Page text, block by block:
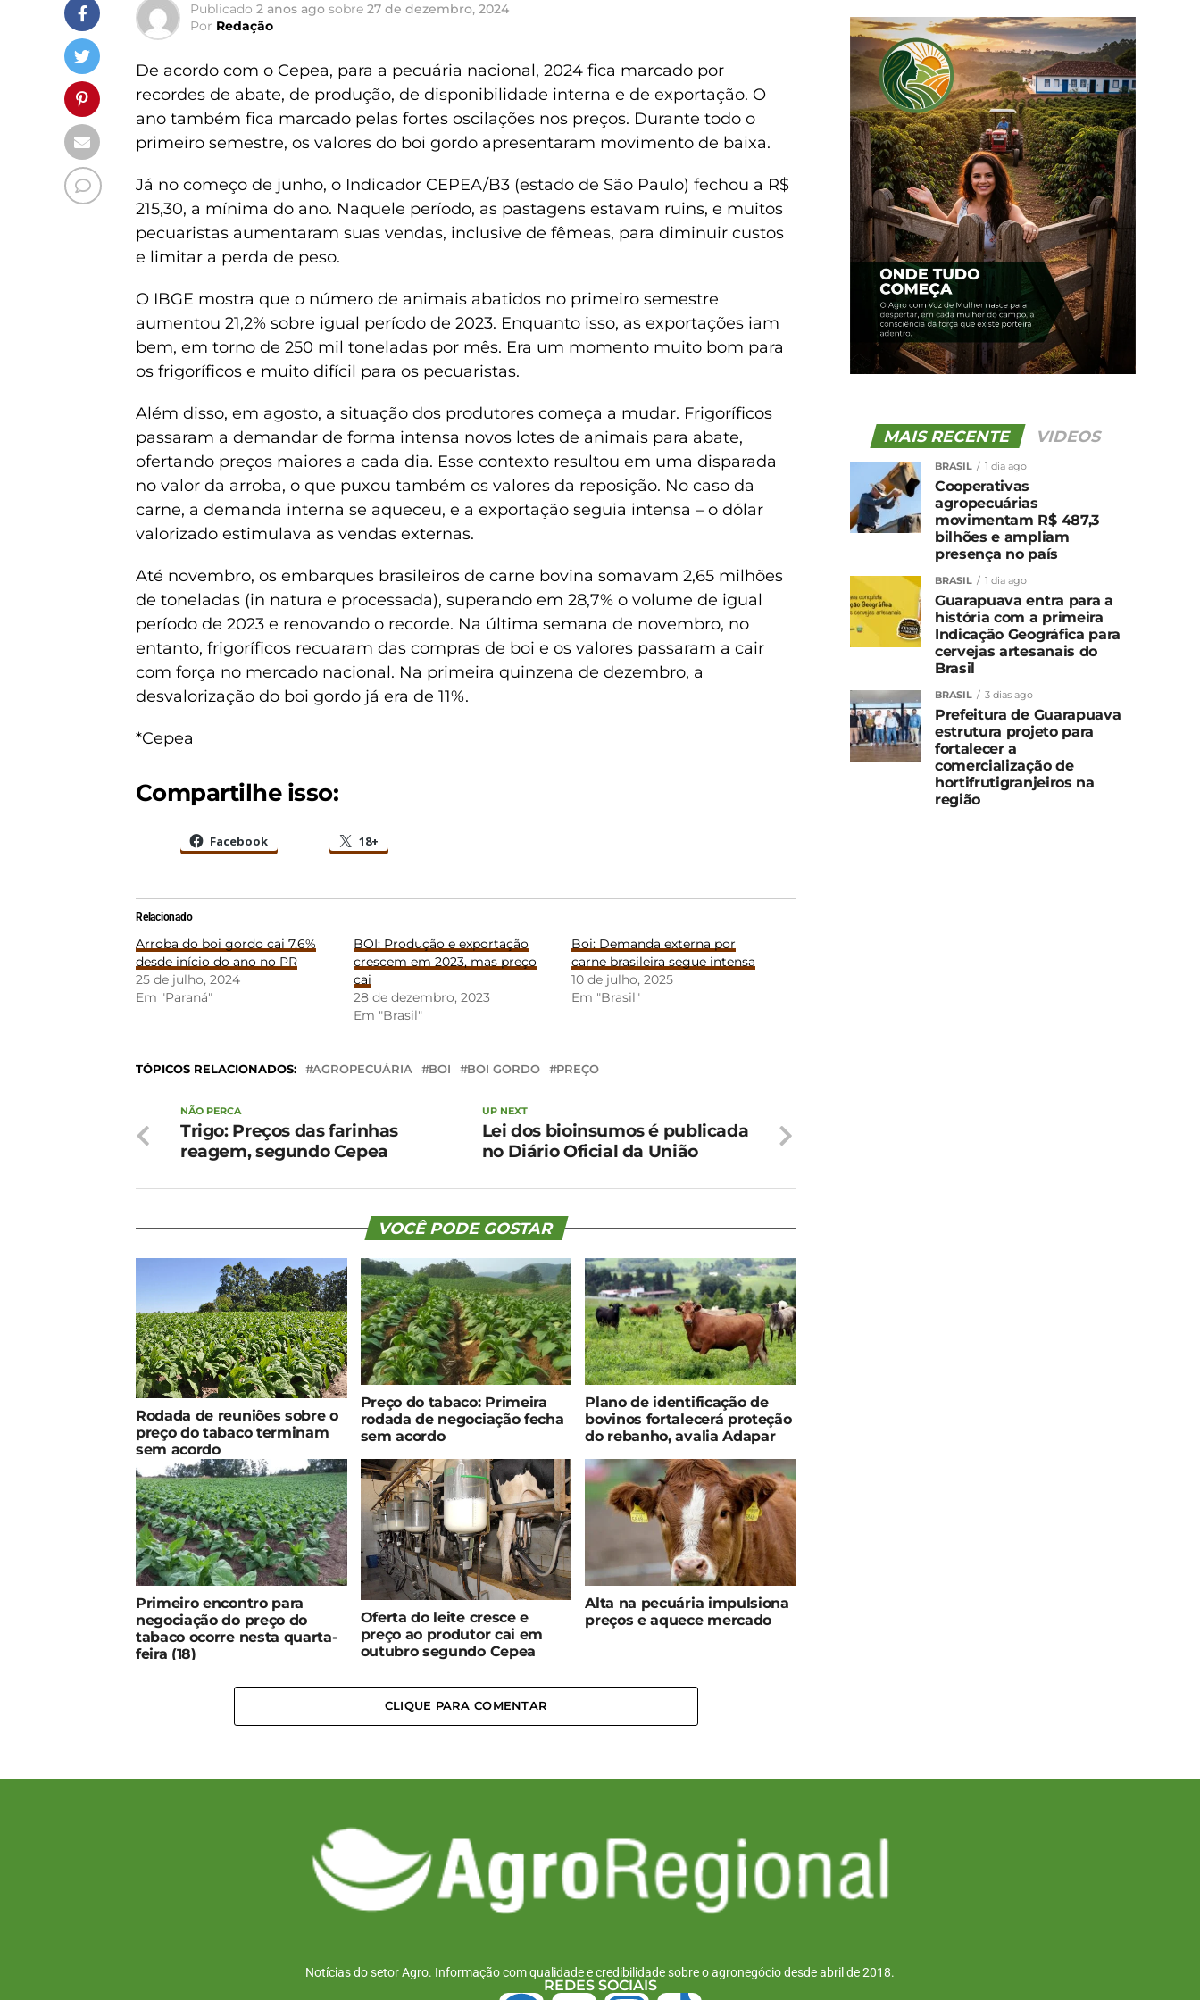
Publicado 2 anos ago sobre 27 de dezembro, 2024
Por Redação
De acordo com o Cepea, para a pecuária nacional, 2024 fica marcado por
recordes de abate, de produção, de disponibilidade interna e de exportação. O
ano também fica marcado pelas fortes oscilações nos preços. Durante todo o
primeiro semestre, os valores do boi gordo apresentaram movimento de baixa.
Já no começo de junho, o Indicador CEPEA/B3 (estado de São Paulo) fechou a R$
215,30, a mínima do ano. Naquele período, as pastagens estavam ruins, e muitos
pecuaristas aumentaram suas vendas, inclusive de fêmeas, para diminuir custos
e limitar a perda de peso.
O IBGE mostra que o número de animais abatidos no primeiro semestre
aumentou 21,2% sobre igual período de 2023. Enquanto isso, as exportações iam
bem, em torno de 250 mil toneladas por mês. Era um momento muito bom para
os frigoríficos e muito difícil para os pecuaristas.
Além disso, em agosto, a situação dos produtores começa a mudar. Frigoríficos
passaram a demandar de forma intensa novos lotes de animais para abate,
ofertando preços maiores a cada dia. Esse contexto resultou em uma disparada
no valor da arroba, o que puxou também os valores da reposição. No caso da
carne, a demanda interna se aqueceu, e a exportação seguia intensa – o dólar
valorizado estimulava as vendas externas.
Até novembro, os embarques brasileiros de carne bovina somavam 2,65 milhões
de toneladas (in natura e processada), superando em 28,7% o volume de igual
período de 2023 e renovando o recorde. Na última semana de novembro, no
entanto, frigoríficos recuaram das compras de boi e os valores passaram a cair
com força no mercado nacional. Na primeira quinzena de dezembro, a
desvalorização do boi gordo já era de 11%.
*Cepea
Compartilhe isso:
Facebook 18+
Relacionado
Arroba do boi gordo cai 7,6%
desde início do ano no PR
25 de julho, 2024
Em "Paraná"
BOI: Produção e exportação
crescem em 2023, mas preço
cai
28 de dezembro, 2023
Em "Brasil"
Boi: Demanda externa por
carne brasileira segue intensa
10 de julho, 2025
Em "Brasil"
TÓPICOS RELACIONADOS: AGROPECUÁRIA BOI BOI GORDO PREÇO
UP NEXT
Lei dos bioinsumos é publicada
no Diário Oficial da União
NÃO PERCA
Trigo: Preços das farinhas
reagem, segundo Cepea
VOCÊ PODE GOSTAR
Rodada de reuniões sobre o
preço do tabaco terminam
sem acordo
Preço do tabaco: Primeira
rodada de negociação fecha
sem acordo
Plano de identificação de
bovinos fortalecerá proteção
do rebanho, avalia Adapar
Primeiro encontro para
negociação do preço do
tabaco ocorre nesta quarta-
feira (18)
Oferta do leite cresce e
preço ao produtor cai em
outubro segundo Cepea
Alta na pecuária impulsiona
preços e aquece mercado
CLIQUE PARA COMENTAR
MAIS RECENTE VIDEOS
BRASIL 1 dia ago
Cooperativas
agropecuárias
movimentam R$ 487,3
bilhões e ampliam
presença no país
BRASIL 1 dia ago
Guarapuava entra para a
história com a primeira
Indicação Geográfica para
cervejas artesanais do
Brasil
BRASIL 3 dias ago
Prefeitura de Guarapuava
estrutura projeto para
fortalecer a
comercialização de
hortifrutigranjeiros na
região
Notícias do setor Agro. Informação com qualidade e credibilidade sobre o agronegócio desde abril de 2018.
REDES SOCIAIS